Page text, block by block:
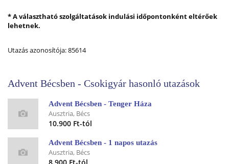
* A választható szolgáltatások indulási időpontonként eltérőek
lehetnek.
Utazás azonosítója: 85614
Advent Bécsben - Csokigyár hasonló utazások
Advent Bécsben - Tenger Háza
Ausztria, Bécs
10.900 Ft-tól
Advent Bécsben - 1 napos utazás
Ausztria, Bécs